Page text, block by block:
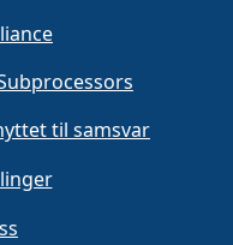
til samsvar